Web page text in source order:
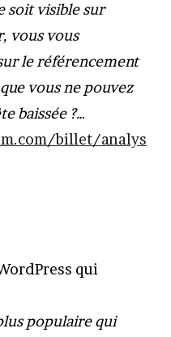
soit visible sur
vous vous
le référencement
vous ne pouvez
baissée ?…
billet/analys
qui
populaire qui